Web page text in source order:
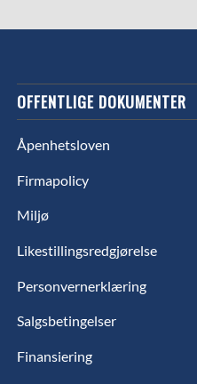
OFFENTLIGE DOKUMENTER
Åpenhetsloven
Firmapolicy
Miljø
Likestillingsredgjørelse
Personvernerklæring
Salgsbetingelser
Finansiering